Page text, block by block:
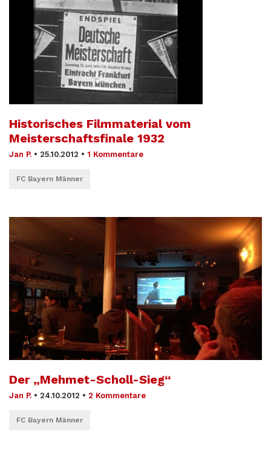
Historisches Filmmaterial vom
Meisterschaftsfinale 1932
Jan P. • 25.10.2012 • 1 Kommentare
FC Bayern Männer
Der „Mehmet-Scholl-Sieg“
Jan P. • 24.10.2012 • 2 Kommentare
FC Bayern Männer